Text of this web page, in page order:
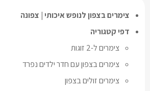
צימרים בצפון לנופש איכותי | צפונה
דפי קטגוריה
צימרים ל-2 זוגות
צימרים בצפון עם חדר ילדים נפרד
צימרים זולים בצפון